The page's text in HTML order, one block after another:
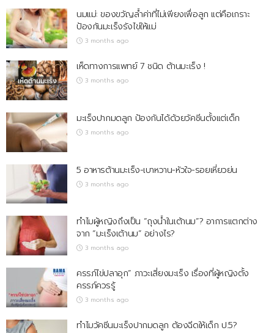
นมแม่: ของขวัญล้ำค่าที่ไม่เพียงเพื่อลูก แต่คือเกราะ
ป้องกันมะเร็งรังไข่ให้แม่
3 months ago
เห็ดทางการแพทย์ 7 ชนิด ต้านมะเร็ง !
3 months ago
มะเร็งปากมดลูก ป้องกันได้ด้วยวัคซีนตั้งแต่เด็ก
3 months ago
5 อาหารต้านมะเร็ง-เบาหวาน-หัวใจ-รอยเหี่ยวย่น
3 months ago
ทำไมผู้หญิงถึงเป็น “ถุงน้ำในเต้านม”? อาการแตกต่าง
จาก “มะเร็งเต้านม” อย่างไร?
3 months ago
ครรภ์ไข่ปลาอุก” ภาวะเสี่ยงมะเร็ง เรื่องที่ผู้หญิงตั้ง
ครรภ์ควรรู้
3 months ago
ทำไมวัคซีนมะเร็งปากมดลูก ต้องฉีดให้เด็ก ป.5?